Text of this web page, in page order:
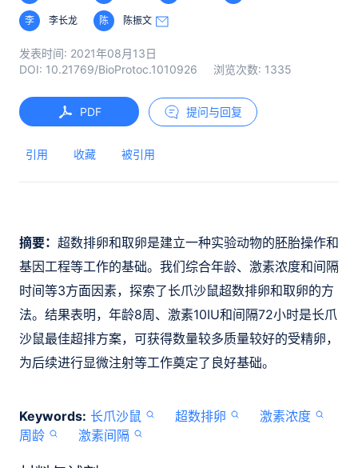
李 李长龙 陈 陈振文
发表时间: 2021年08月13日
DOI: 10.21769/BioProtoc.1010926 浏览次数: 1335
PDF 提问与回复
引用 收藏 被引用
摘要： 超数排卵和取卵是建立一种实验动物的胚胎操作和
基因工程等工作的基础。我们综合年龄、激素浓度和间隔
时间等3方面因素，探索了长爪沙鼠超数排卵和取卵的方
法。结果表明，年龄8周、激素10IU和间隔72小时是长爪
沙鼠最佳超排方案，可获得数量较多质量较好的受精卵，
为后续进行显微注射等工作奠定了良好基础。
Keywords: 长爪沙鼠 超数排卵
激素浓度
周龄
激素间隔